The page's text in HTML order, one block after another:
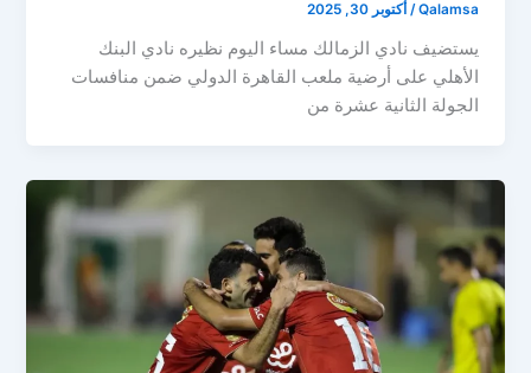
Qalamsa
/ أكتوبر 30, 2025
يستضيف نادي الزمالك مساء اليوم نظيره نادي البنك
الأهلي على أرضية ملعب القاهرة الدولي ضمن منافسات
الجولة الثانية عشرة من